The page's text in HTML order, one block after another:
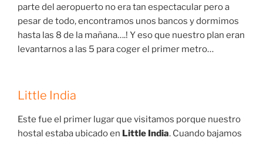
parte del aeropuerto no era tan espectacular pero a
pesar de todo, encontramos unos bancos y dormimos
hasta las 8 de la mañana….! Y eso que nuestro plan eran
levantarnos a las 5 para coger el primer metro…
Little India
Este fue el primer lugar que visitamos porque nuestro
hostal estaba ubicado en Little India. Cuando bajamos